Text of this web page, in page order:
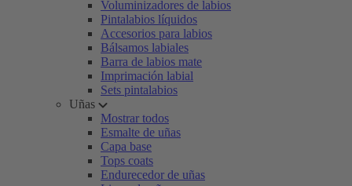
Voluminizadores de labios
Pintalabios líquidos
Accesorios para labios
Bálsamos labiales
Barra de labios mate
Imprimación labial
Sets pintalabios
Uñas
Mostrar todos
Esmalte de uñas
Capa base
Tops coats
Endurecedor de uñas